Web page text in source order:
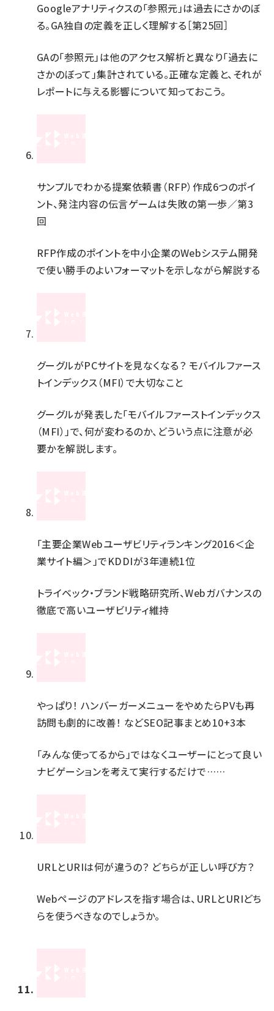
Googleアナリティクスの「参照元」は過去にさかのぼ
る。GA独自の定義を正しく理解する［第25回］
GAの「参照元」は他のアクセス解析と異なり「過去に
さかのぼって」集計されている。正確な定義と、それが
レポートに与える影響について知っておこう。
サンプルでわかる提案依頼書（RFP）作成6つのポイ
ント、発注内容の伝言ゲームは失敗の第一歩／第3
回
RFP作成のポイントを中小企業のWebシステム開発
で使い勝手のよいフォーマットを示しながら解説する
グーグルがPCサイトを見なくなる？ モバイルファース
トインデックス（MFI）で大切なこと
グーグルが発表した「モバイルファーストインデックス
（MFI）」で、何が変わるのか、どういう点に注意が必
要かを解説します。
「主要企業Webユーザビリティランキング2016＜企
業サイト編＞」でKDDIが3年連続1位
トライベック・ブランド戦略研究所、Webガバナンスの
徹底で高いユーザビリティ維持
やっぱり！ ハンバーガーメニューをやめたらPVも再
訪問も劇的に改善！ などSEO記事まとめ10+3本
「みんな使ってるから」ではなくユーザーにとって良い
ナビゲーションを考えて実行するだけで……
URLとURIは何が違うの？ どちらが正しい呼び方？
Webページのアドレスを指す場合は、URLとURIどち
らを使うべきなのでしょうか。